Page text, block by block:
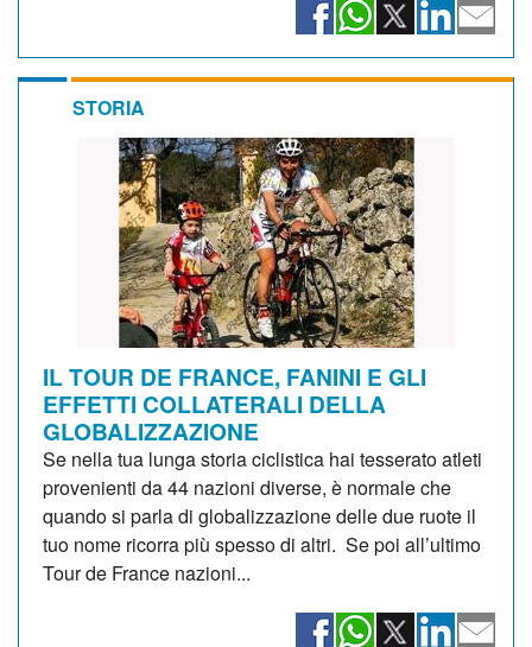
STORIA
IL TOUR DE FRANCE, FANINI E GLI
EFFETTI COLLATERALI DELLA
GLOBALIZZAZIONE
Se nella tua lunga storia ciclistica hai tesserato atleti
provenienti da 44 nazioni diverse, è normale che
quando si parla di globalizzazione delle due ruote il
tuo nome ricorra più spesso di altri. Se poi all’ultimo
Tour de France nazioni...